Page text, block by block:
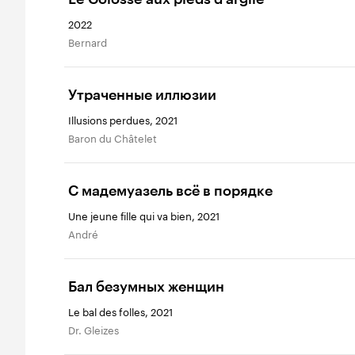
2022
Bernard
Утраченные иллюзии
Illusions perdues, 2021
Baron du Châtelet
С мадемуазель всё в порядке
Une jeune fille qui va bien, 2021
André
Бал безумных женщин
Le bal des folles, 2021
Dr. Gleizes